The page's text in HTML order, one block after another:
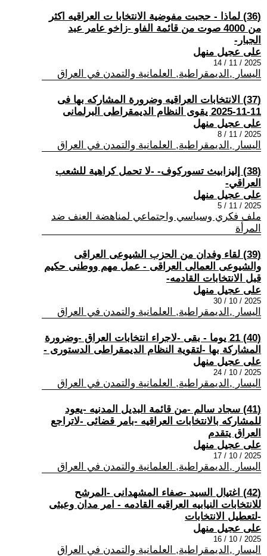
(36) لماذا - حجبت مفوضية الانتخابا ت العراقيه اكثر
من 4000 صوت من قائمة الفاو -زاخو عامر عبد
الجبار-
على عجيل منهل
2025 / 11 / 14
اليسار ,الديمقراطية, العلمانية والتمدن في العراق
(37) الانتخابات العراقيه وضرورة المشاركه بها فى
11-11-2025 يقوى النظام الديمقراطى البرلمانى
على عجيل منهل
2025 / 11 / 8
اليسار ,الديمقراطية, العلمانية والتمدن في العراق
(38) إليزابيث تسوركوف- -لا تحمل كراهية للشعب
العراقي-
على عجيل منهل
2025 / 11 / 5
ملف فكري وسياسي واجتماعي لمناهضة العنف ضد
المرأة
(39) لقاء وفدان من الحزب الشيوعى العراقى
والشيوعى العمالى العراقى - عمل مهم ووطنى حكيم
قبل الانتخابات القادمه-
على عجيل منهل
2025 / 10 / 30
اليسار ,الديمقراطية, العلمانية والتمدن في العراق
(40) 21 يوما - بقى -لاجراء انتخابات العراق -وضرورة
المشاركة بها -لتقوية النظام الديمقراطى الدستورى -
على عجيل منهل
2025 / 10 / 24
اليسار ,الديمقراطية, العلمانية والتمدن في العراق
(41) سجاد سالم -من قائمة البديل المدنيه -يعود
للمشاركه بالانتخابات العراقيه -بامر قضائى -لاتراجع
العراق يتقدم
على عجيل منهل
2025 / 10 / 17
اليسار ,الديمقراطية, العلمانية والتمدن في العراق
(42) اغتيال السيد -صفاء المشهدانى -المرشح
للانتخابات النيابيه العراقيه القادمه - امر مدان وعبثى
-لتعطيل الانتخابات
على عجيل منهل
2025 / 10 / 16
اليسار ,الديمقراطية, العلمانية والتمدن في العراق